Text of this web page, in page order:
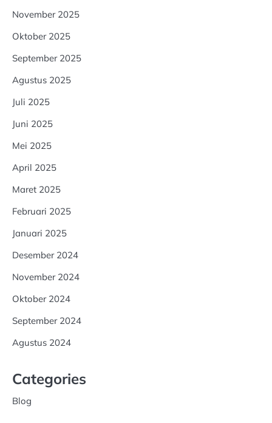
November 2025
Oktober 2025
September 2025
Agustus 2025
Juli 2025
Juni 2025
Mei 2025
April 2025
Maret 2025
Februari 2025
Januari 2025
Desember 2024
November 2024
Oktober 2024
September 2024
Agustus 2024
Categories
Blog